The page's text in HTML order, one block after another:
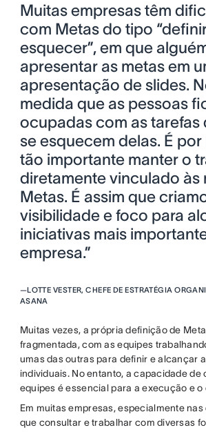
Muitas empresas têm
com Metas do tipo
esquecer”, em que
apresentar as metas em
apresentação de slides.
medida que as pessoas
ocupadas com as tarefas
se esquecem delas. É por
tão importante manter o
diretamente vinculado às
Metas. É assim que
visibilidade e foco para
iniciativas mais
empresa.”
—LOTTE VESTER, CHEFE DE ESTRATÉGIA
ASANA
Muitas vezes, a própria definição de
fragmentada, com as equipes
umas das outras para definir e alcançar
individuais. No entanto, a capacidade de
equipes é essencial para a execução e o
Em muitas empresas, especialmente
que consultar e trabalhar com diversas